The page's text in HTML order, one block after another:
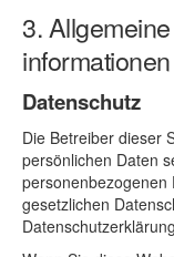
3.
informationen
Datenschutz
Die Betreiber dieser
persönlichen Daten
personenbezogenen
gesetzlichen